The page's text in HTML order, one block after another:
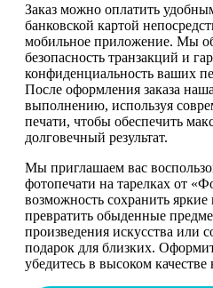
Заказ можно оплатить
банковской картой
мобильное приложение. Мы
безопасность транзакций и
конфиденциальность ваших
После оформления заказа
выполнению, используя
печати, чтобы обеспечить
долговечный результат.
Мы приглашаем вас
фотопечати на тарелках от
возможность сохранить
превратить обыденные
произведения искусства или
подарок для близких.
убедитесь в высоком